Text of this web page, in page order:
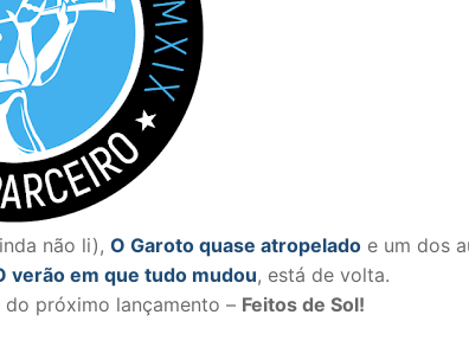
não li), O Garoto quase atropelado e um dos
verão em que tudo mudou, está de volta.
próximo lançamento – Feitos de Sol!